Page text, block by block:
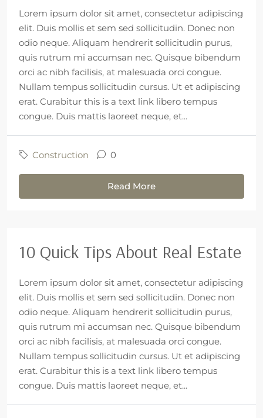
Lorem ipsum dolor sit amet, consectetur adipiscing
elit. Duis mollis et sem sed sollicitudin. Donec non
odio neque. Aliquam hendrerit sollicitudin purus,
quis rutrum mi accumsan nec. Quisque bibendum
orci ac nibh facilisis, at malesuada orci congue.
Nullam tempus sollicitudin cursus. Ut et adipiscing
erat. Curabitur this is a text link libero tempus
congue. Duis mattis laoreet neque, et...
Construction 0
Read More
10 Quick Tips About Real Estate
Lorem ipsum dolor sit amet, consectetur adipiscing
elit. Duis mollis et sem sed sollicitudin. Donec non
odio neque. Aliquam hendrerit sollicitudin purus,
quis rutrum mi accumsan nec. Quisque bibendum
orci ac nibh facilisis, at malesuada orci congue.
Nullam tempus sollicitudin cursus. Ut et adipiscing
erat. Curabitur this is a text link libero tempus
congue. Duis mattis laoreet neque, et...